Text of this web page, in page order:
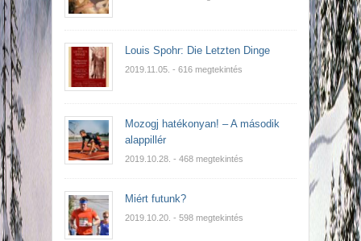
Louis Spohr: Die Letzten Dinge
2019.11.05. - 616 megtekintés
Mozogj hatékonyan! – A második
alappillér
2019.10.28. - 468 megtekintés
Miért futunk?
2019.10.20. - 598 megtekintés